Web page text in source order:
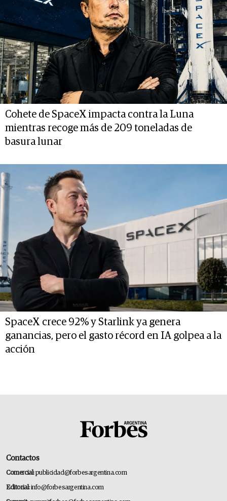
Cohete de SpaceX impacta contra la Luna
mientras recoge más de 209 toneladas de
basura lunar
SpaceX crece 92% y Starlink ya genera
ganancias, pero el gasto récord en IA golpea a la
acción
Contactos
Comercial:publicidad@forbesargentina.com
Editorial:info@forbesargentina.com